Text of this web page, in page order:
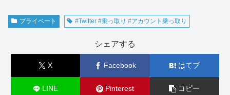
プライベート #Twitter #乗っ取り #アカウント乗っ取り
シェアする
X Facebook はてブ
LINE Pinterest コピー